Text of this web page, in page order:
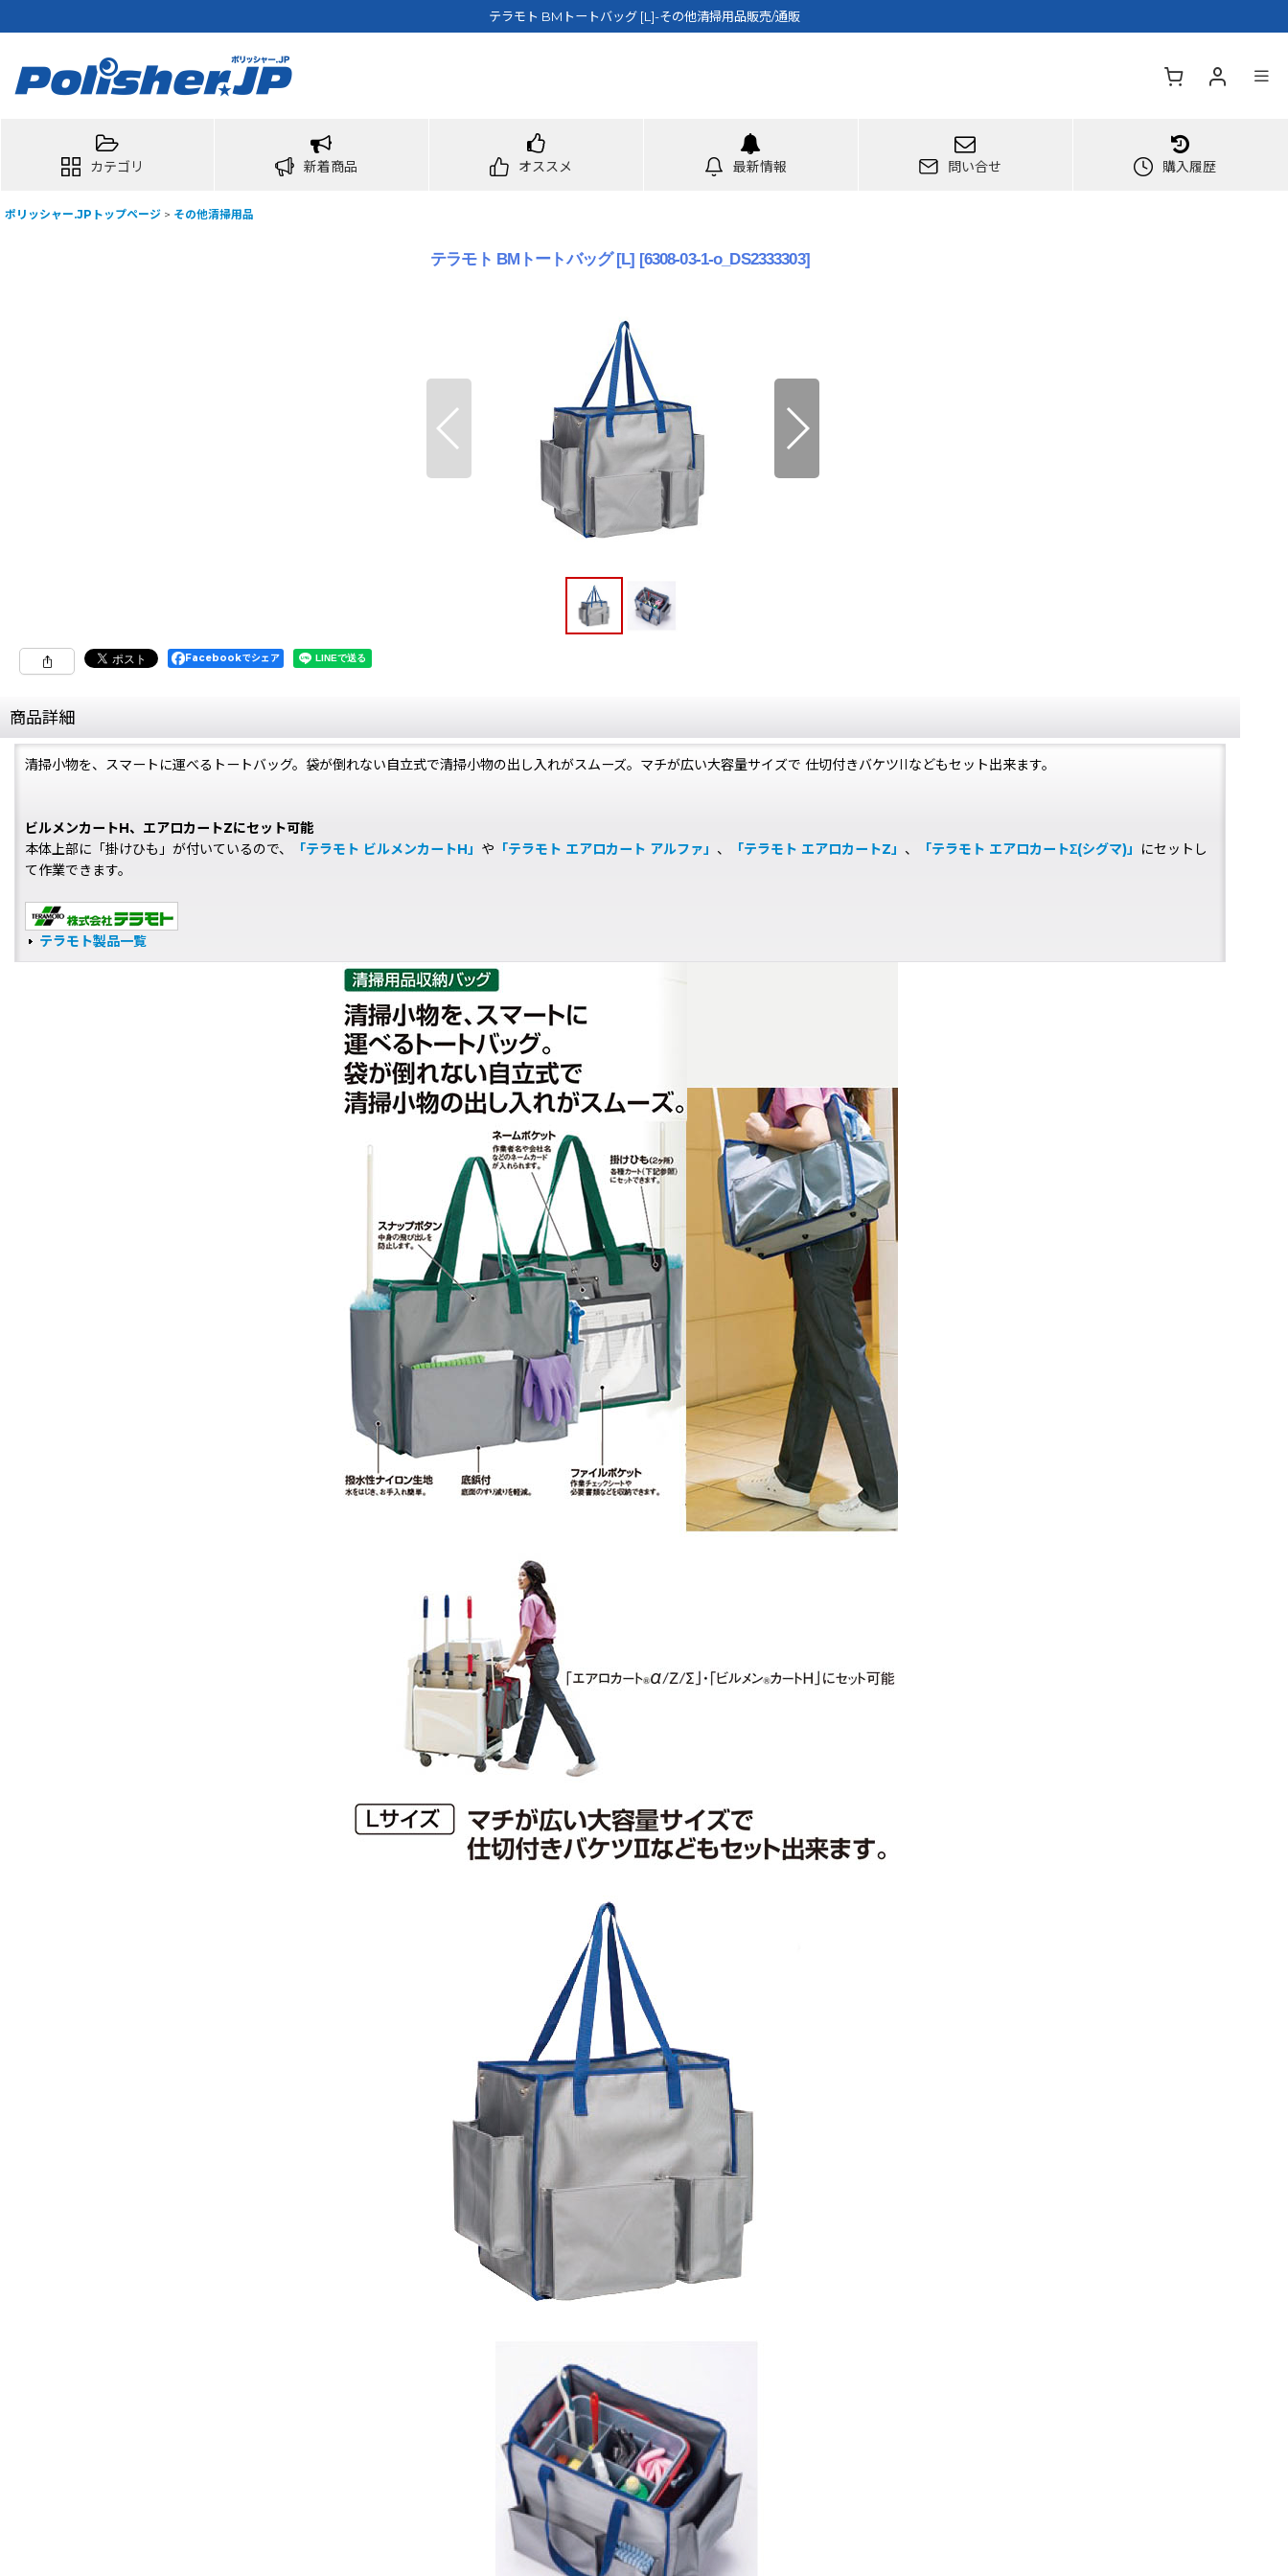
テラモト BMトートバッグ [L]-その他清掃用品販売/通販
カテゴリ 新着商品 オススメ 最新情報 問い合せ 購入履歴
ポリッシャー.JPトップページ > その他清掃用品
テラモト BMトートバッグ [L] [6308-03-1-o_DS2333303]
Facebookでシェア
商品詳細
清掃小物を、スマートに運べるトートバッグ。袋が倒れない自立式で清掃小物の出し入れがスムーズ。マチが広い大容量サイズで 仕切付きバケツIIなどもセット出来ます。
ビルメンカートH、エアロカートZにセット可能
本体上部に「掛けひも」が付いているので、
「テラモト ビルメンカートH」 や 「テラモト エアロカート アルファ」 、 「テラモト エアロカートZ」 、 「テラモト エアロカートΣ(シグマ)」
にセットし
て作業できます。
テラモト製品一覧